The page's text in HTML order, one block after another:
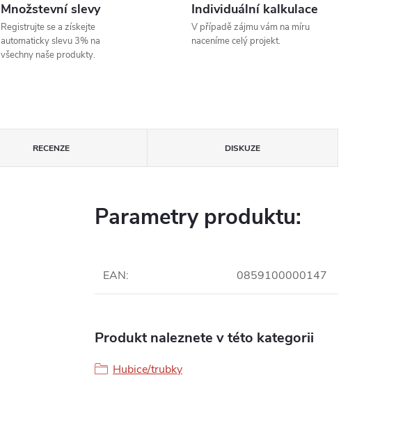
Množstevní slevy
Registrujte se a získejte
automaticky slevu 3% na
všechny naše produkty.
Individuální kalkulace
V případě zájmu vám na míru
naceníme celý projekt.
RECENZE DISKUZE
Parametry produktu:
EAN: 0859100000147
Produkt naleznete v této kategorii
Hubice/trubky